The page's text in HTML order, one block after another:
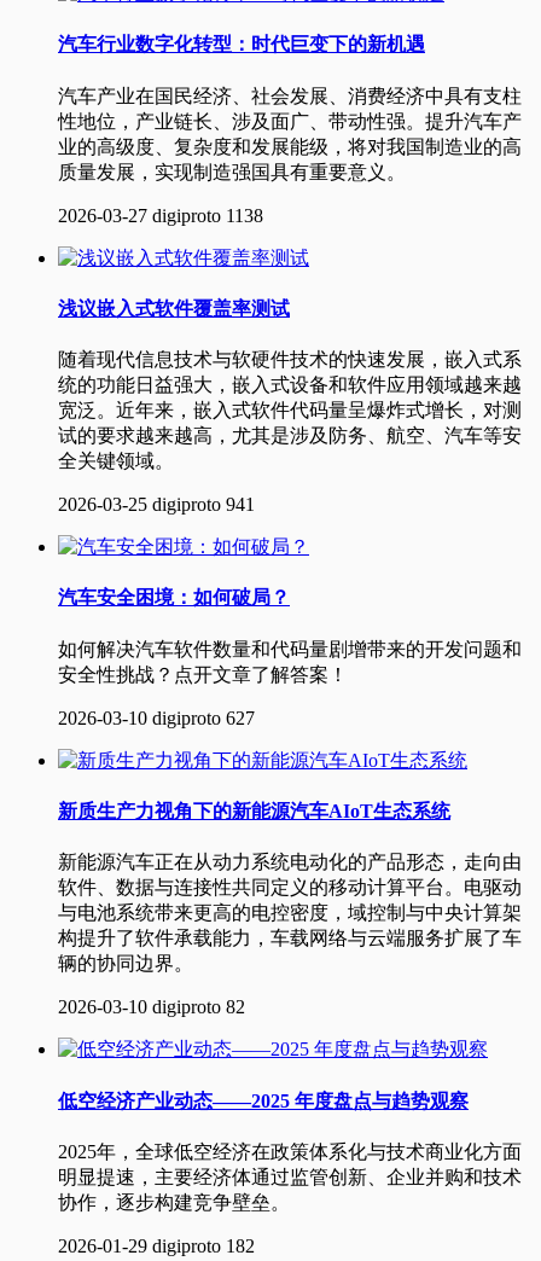
汽车行业数字化转型：时代巨变下的新机遇
汽车产业在国民经济、社会发展、消费经济中具有支柱
性地位，产业链长、涉及面广、带动性强。提升汽车产
业的高级度、复杂度和发展能级，将对我国制造业的高
质量发展，实现制造强国具有重要意义。
2026-03-27 digiproto 1138
浅议嵌入式软件覆盖率测试
随着现代信息技术与软硬件技术的快速发展，嵌入式系
统的功能日益强大，嵌入式设备和软件应用领域越来越
宽泛。近年来，嵌入式软件代码量呈爆炸式增长，对测
试的要求越来越高，尤其是涉及防务、航空、汽车等安
全关键领域。
2026-03-25 digiproto 941
汽车安全困境：如何破局？
如何解决汽车软件数量和代码量剧增带来的开发问题和
安全性挑战？点开文章了解答案！
2026-03-10 digiproto 627
新质生产力视角下的新能源汽车AIoT生态系统
​ 新能源汽车正在从动力系统电动化的产品形态，走向由
软件、数据与连接性共同定义的移动计算平台。电驱动
与电池系统带来更高的电控密度，域控制与中央计算架
构提升了软件承载能力，车载网络与云端服务扩展了车
辆的协同边界。
2026-03-10 digiproto 82
低空经济产业动态——2025 年度盘点与趋势观察
2025年，全球低空经济在政策体系化与技术商业化方面
明显提速，主要经济体通过监管创新、企业并购和技术
协作，逐步构建竞争壁垒。
2026-01-29 digiproto 182